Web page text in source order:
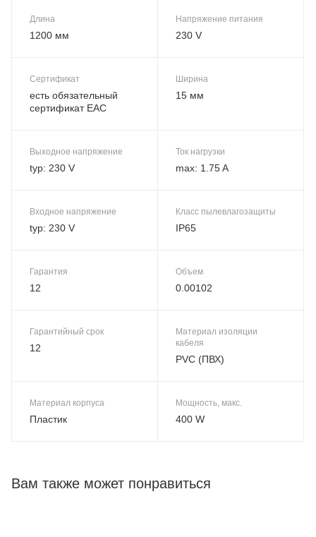
Длина
1200 мм
Напряжение питания
230 V
Сертификат
есть обязательный
сертификат EAC
Ширина
15 мм
Выходное напряжение
typ: 230 V
Ток нагрузки
max: 1.75 A
Входное напряжение
typ: 230 V
Класс пылевлагозащиты
IP65
Гарантия
12
Объем
0.00102
Гарантийный срок
12
Материал изоляции
кабеля
PVC (ПВХ)
Материал корпуса
Пластик
Мощность, макс.
400 W
Вам также может понравиться